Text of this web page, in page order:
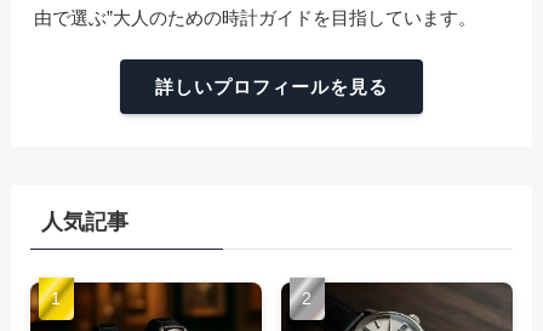
由で選ぶ”大人のための時計ガイドを目指しています。
詳しいプロフィールを見る
人気記事